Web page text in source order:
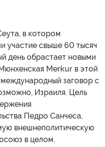
в котором
участие свыше 60 тысяч
день обрастает новыми
Merkur в этой
заговор с
Израиля. Цель
Педро Санчеса,
внешнеполитическую
в целом.